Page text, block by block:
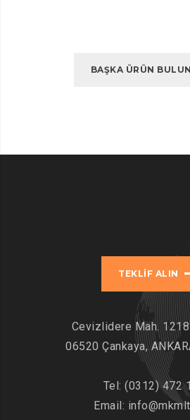
BAŞKA ÜRÜN
TEKLIF ALIN
Cevizlidere Mah.
06520 Çankaya,
Tel: (0312) 472
Email: